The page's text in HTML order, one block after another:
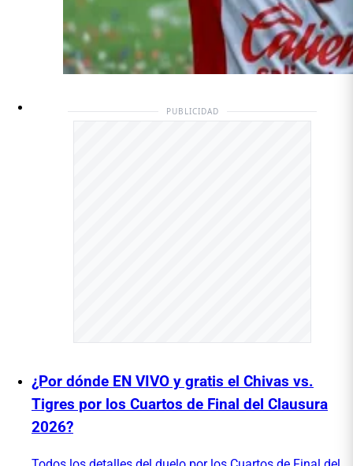
PUBLICIDAD
¿Por dónde EN VIVO y gratis el Chivas vs.
Tigres por los Cuartos de Final del Clausura
2026?